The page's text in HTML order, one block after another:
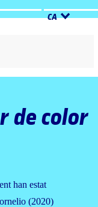
CA
de color
han estat
(2020)